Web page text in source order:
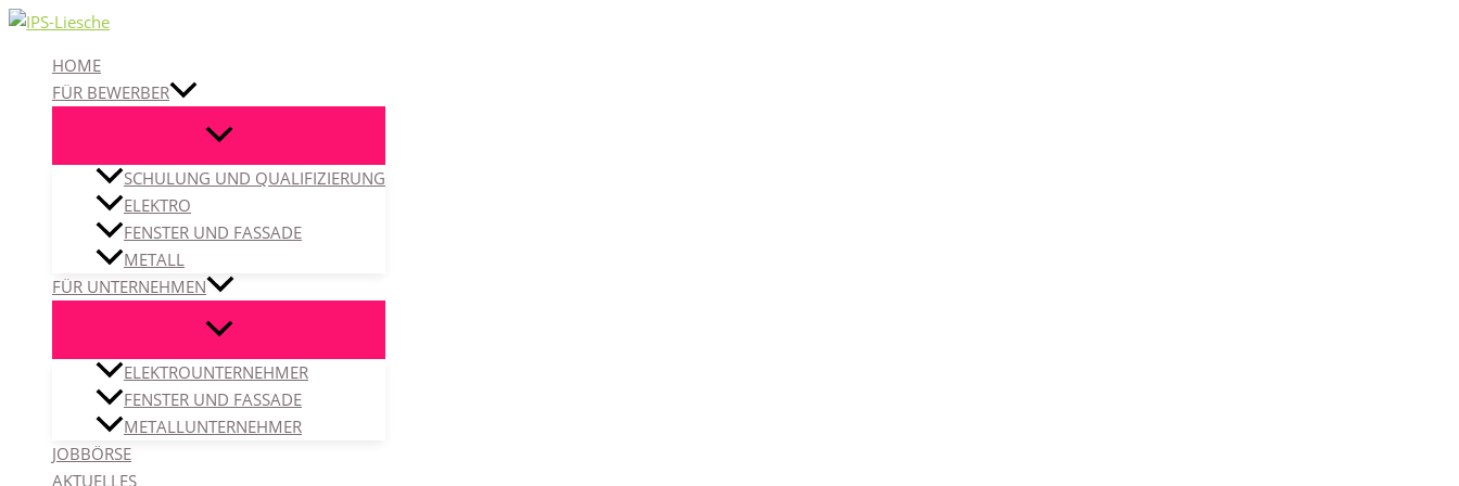
Zum
springenHOME
FÜR BEWERBER
SCHULUNG UND QUALIFIZIERUNG
ELEKTRO
FENSTER UND FASSADE
METALL
FÜR UNTERNEHMEN
ELEKTROUNTERNEHMER
FENSTER UND FASSADE
METALLUNTERNEHMER
JOBBÖRSE
AKTUELLES